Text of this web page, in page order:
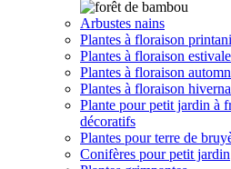
Arbustes nains
Plantes à floraison
Plantes à floraison estivale
Plantes à floraison
Plantes à floraison
Plante pour petit jardin à
décoratifs
Plantes pour terre de
Conifères pour petit jardin